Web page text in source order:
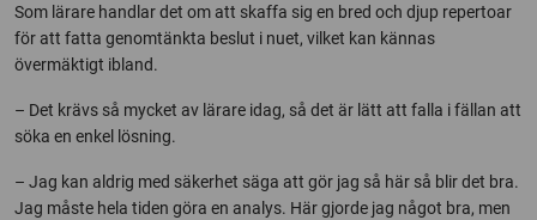
Som lärare handlar det om att skaffa sig en bred och djup repertoar
för att fatta genomtänkta beslut i nuet, vilket kan kännas
övermäktigt ibland.
– Det krävs så mycket av lärare idag, så det är lätt att falla i fällan att
söka en enkel lösning.
– Jag kan aldrig med säkerhet säga att gör jag så här så blir det bra.
Jag måste hela tiden göra en analys. Här gjorde jag något bra, men